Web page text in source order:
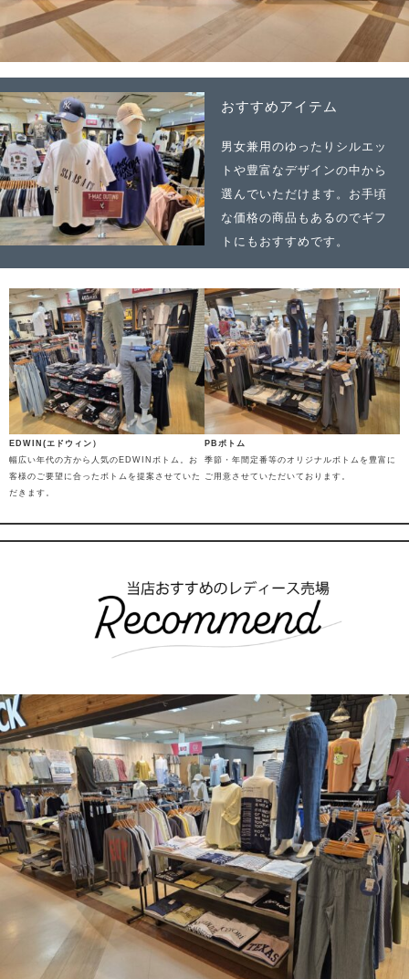
おすすめアイテム
男女兼用のゆったりシルエッ
トや豊富なデザインの中から
選んでいただけます。お手頃
な価格の商品もあるのでギフ
トにもおすすめです。
EDWIN(エドウィン）
幅広い年代の方から人気のEDWINボトム。お
客様のご要望に合ったボトムを提案させていた
だきます。
PBボトム
季節・年間定番等のオリジナルボトムを豊富に
ご用意させていただいております。